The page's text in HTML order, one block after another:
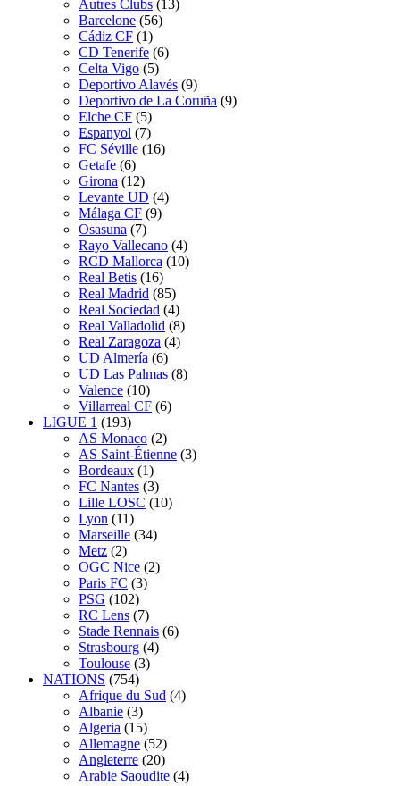
Autres Clubs (13)
Barcelone (56)
Cádiz CF (1)
CD Tenerife (6)
Celta Vigo (5)
Deportivo Alavés (9)
Deportivo de La Coruña (9)
Elche CF (5)
Espanyol (7)
FC Séville (16)
Getafe (6)
Girona (12)
Levante UD (4)
Málaga CF (9)
Osasuna (7)
Rayo Vallecano (4)
RCD Mallorca (10)
Real Betis (16)
Real Madrid (85)
Real Sociedad (4)
Real Valladolid (8)
Real Zaragoza (4)
UD Almería (6)
UD Las Palmas (8)
Valence (10)
Villarreal CF (6)
LIGUE 1 (193)
AS Monaco (2)
AS Saint-Étienne (3)
Bordeaux (1)
FC Nantes (3)
Lille LOSC (10)
Lyon (11)
Marseille (34)
Metz (2)
OGC Nice (2)
Paris FC (3)
PSG (102)
RC Lens (7)
Stade Rennais (6)
Strasbourg (4)
Toulouse (3)
NATIONS (754)
Afrique du Sud (4)
Albanie (3)
Algeria (15)
Allemagne (52)
Angleterre (20)
Arabie Saoudite (4)